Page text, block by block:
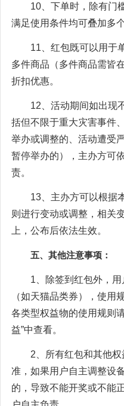
10、下单时，除有门
满足使用条件均可叠加多
11、红包既可以用于
多件商品（多件商品需皆
折扣优惠。
12、活动期间如出现
括但不限于重大灾害事件
举办或调整的、活动遭受
暂停举办的），主办方可
责。
13、主办方可以根据
则进行变动或调整，相关
上，公布后依法生效。
五、其他注意事项：
1、除签到红包外，
（如天猫品类券），使用
各类型权益物的使用规则
益”中查看。
2、所有红包和其他
准，如果用户自主调整设
的，导致不能开奖或不能